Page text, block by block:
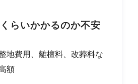
らいかかるのか不安
地費用、離檀料、改葬料な
額